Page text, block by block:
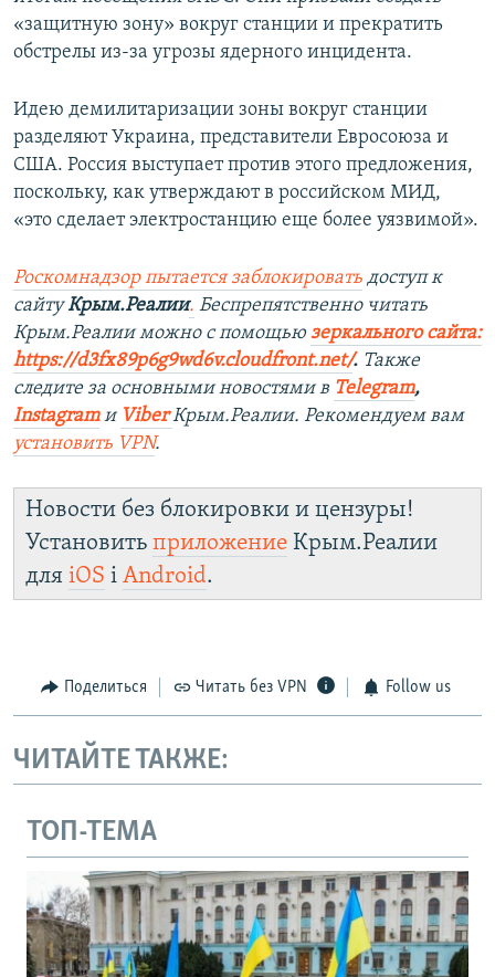
«защитную зону» вокруг станции и прекратить
обстрелы из-за угрозы ядерного инцидента.
Идею демилитаризации зоны вокруг станции
разделяют Украина, представители Евросоюза и
США. Россия выступает против этого предложения,
поскольку, как утверждают в российском МИД,
«это сделает электростанцию еще более уязвимой».
Роскомнадзор пытается заблокировать доступ к
сайтуКрым.Реалии. Беспрепятственно читать
Крым.Реалии можно с помощью зеркального сайта:
https://d3fx89p6g9wd6v.cloudfront.net/. ​ Также
следите за основными новостями в Telegram,
Instagram и ViberКрым.Реалии. Рекомендуем вам
установить VPN.
Новости без блокировки и цензуры!
Установить приложение Крым.Реалии
для iOS і Android.
Поделиться Читать без VPN Follow us
ЧИТАЙТЕ ТАКЖЕ:
ТОП-ТЕМА